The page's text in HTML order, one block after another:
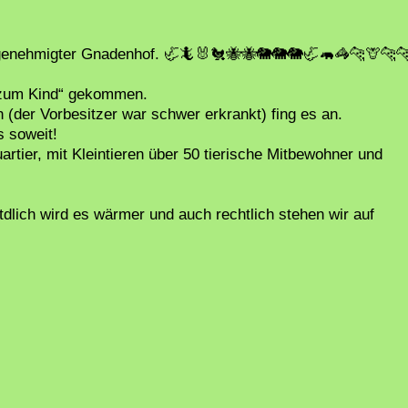
Gnadenhof.
Kind“ gekommen.
Vorbesitzer war schwer erkrankt) fing es an.
soweit!
mit Kleintieren über 50 tierische Mitbewohner und
wird es wärmer und auch rechtlich stehen wir auf